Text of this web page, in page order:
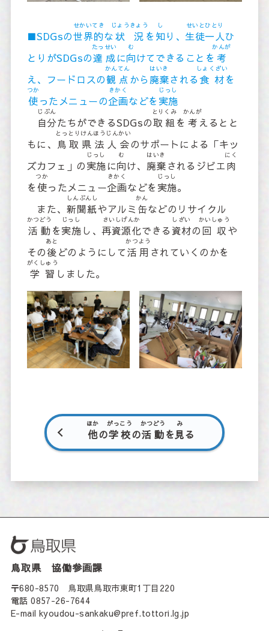
■SDGsの世界的
せかいてき
な状況
じょうきょう
を知
し
り、 生徒一人
せいとひとり
ひ
とりがSDGsの達成
たっせい
に向
む
けてできることを 考
かんが
え、フードロスの観点
かんてん
から 廃棄
はいき
される食材
しょくざい
を
使
つか
ったメニューの企画
きかく
などを実施
じっし
自分
じぶん
たちができるSDGsの取組
とりくみ
を 考
かんが
えるとと
もに、
鳥取県法人会
とっとりけんほうじんかい
のサポートによる「キッ
ズカフェ」の実施
じっし
に向
む
け、 廃棄
はいき
されるジビエ肉
にく
を使
つか
ったメニュー企画
きかく
などを実施
じっし
。
また、 新聞紙
しんぶんし
やアルミ 缶
かん
などのリサイクル
活動
かつどう
を実施
じっし
し、再資源化
さいしげんか
できる資材
しざい
の回収
かいしゅう
や
その後
あと
どのようにして活用
かつよう
されていくのかを
学習
がくしゅう
しました。
他
ほか
の学校
がっこう
の活動
かつどう
を見
み
る
鳥取県 協働参画課
〒680-8570 鳥取県鳥取市東町1丁目220
電話 0857-26-7644
E-mail kyoudou-sankaku@pref.tottori.lg.jp